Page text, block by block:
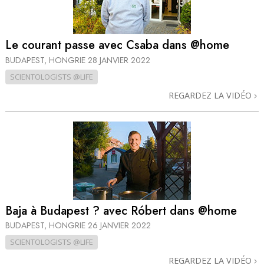
Le courant passe avec Csaba dans @home
BUDAPEST, HONGRIE 28 JANVIER 2022
SCIENTOLOGISTS @LIFE
REGARDEZ LA VIDÉO
Baja à Budapest ? avec Róbert dans @home
BUDAPEST, HONGRIE 26 JANVIER 2022
SCIENTOLOGISTS @LIFE
REGARDEZ LA VIDÉO